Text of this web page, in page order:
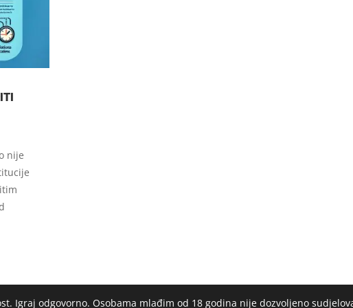
nije
Igraj odgovorno. Osobama mlađim od 18 godina nije dozvoljeno